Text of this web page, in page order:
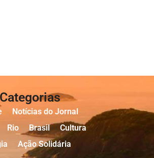
Notícias do Jornal
Rio Brasil
Cultura
Ação Solidária